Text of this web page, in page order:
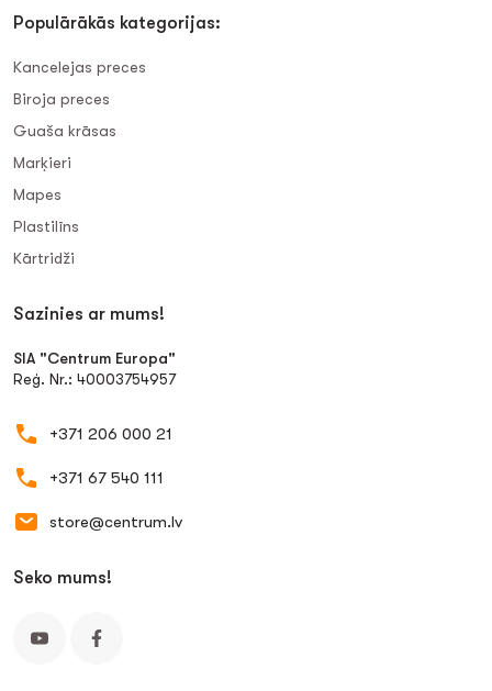
Populārākās kategorijas:
Kancelejas preces
Biroja preces
Guaša krāsas
Marķieri
Mapes
Plastilīns
Kārtridži
Sazinies ar mums!
SIA "Centrum Europa"
Reģ. Nr.: 40003754957
+371 206 000 21
+371 67 540 111
store@centrum.lv
Seko mums!